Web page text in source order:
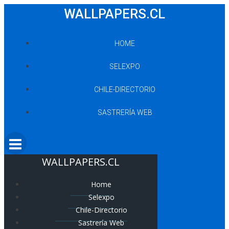
WALLPAPERS.CL
HOME
SELEXPO
CHILE-DIRECTORIO
SASTRERÍA WEB
WALLPAPERS.CL
Home
Selexpo
Chile-Directorio
Sastrería Web